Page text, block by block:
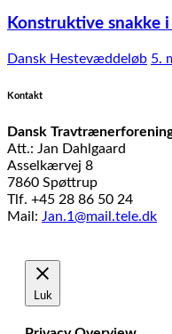
Konstruktive snakke
Dansk Hestevæddeløb 5.
Kontakt
Dansk
Att.: Jan Dahlgaard
Asselkærvej 8
7860 Spøttrup
Tlf. +45 28 86 50 24
Mail: Jan.1@mail.tele.dk
Luk